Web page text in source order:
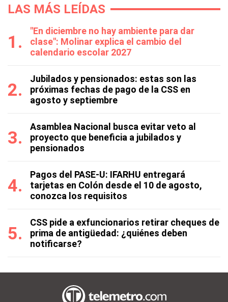
LAS MÁS LEÍDAS
"En diciembre no hay ambiente para dar
clase": Molinar explica el cambio del
calendario escolar 2027
Jubilados y pensionados: estas son las
próximas fechas de pago de la CSS en
agosto y septiembre
Asamblea Nacional busca evitar veto al
proyecto que beneficia a jubilados y
pensionados
Pagos del PASE-U: IFARHU entregará
tarjetas en Colón desde el 10 de agosto,
conozca los requisitos
CSS pide a exfuncionarios retirar cheques de
prima de antigüedad: ¿quiénes deben
notificarse?